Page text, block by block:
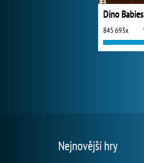
Dino Babies
845 693x
Nejnovější hry